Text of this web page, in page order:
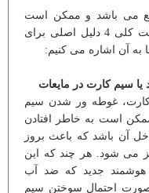
می باشد و ممکن است
برای هر کسی اتفاق بیفتد، ولی در حالت کلی 4 دلیل اصلی برای
به آن اشاره می کنیم:
کارت، غوطه ور شدن سیم
است به خاطر افتادن
آن باشد که باعث بروز
می شود. هر چند که این
جدید که ضد آب
احتمال سوختن سیم